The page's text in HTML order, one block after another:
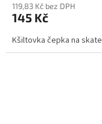
119,83 Kč bez DPH
145 Kč
Kšiltovka čepka na skate